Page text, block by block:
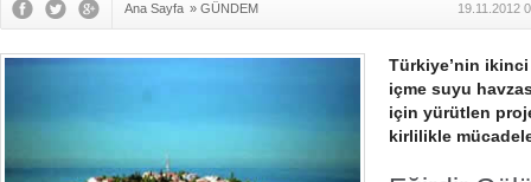
Ana Sayfa » GÜNDEM 19.11.2012
Türkiye’nin
içme suyu
için yürütlen
kirlilikle